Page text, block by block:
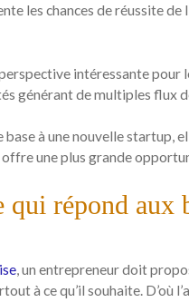
les chances de réussite de
intéressante pour
générant de multiples flux
à une nouvelle startup,
une plus grande
répond aux
, un entrepreneur doit
à ce qu’il souhaite. D’où